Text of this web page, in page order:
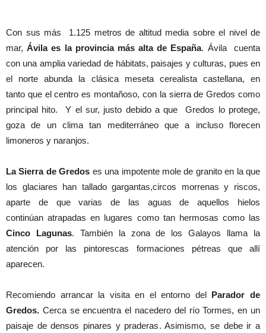
Con sus más 1.125 metros de altitud media sobre el nivel de
mar,Ávila es la provincia más alta de España. Ávila cuenta
con una amplia variedad de hábitats, paisajes y culturas, pues en
el norte abunda la clásica meseta cerealista castellana, en
tanto que el centro es montañoso, con la sierra de Gredos como
principal hito. Y el sur, justo debido a que Gredos lo protege,
goza de un clima tan mediterráneo que a incluso florecen
limoneros y naranjos.
La Sierra de Gredos es una impotente mole de granito en la que
los glaciares han tallado gargantas,circos morrenas y riscos,
aparte de que varias de las aguas de aquellos hielos
continúan atrapadas en lugares como tan hermosas como las
Cinco Lagunas. También la zona de los Galayos llama la
atención por las pintorescas formaciones pétreas que allí
aparecen.
Recomiendo arrancar la visita en el entorno del Parador de
Gredos. Cerca se encuentra el nacedero del río Tormes, en un
paisaje de densos pinares y praderas. Asimismo, se debe ir a